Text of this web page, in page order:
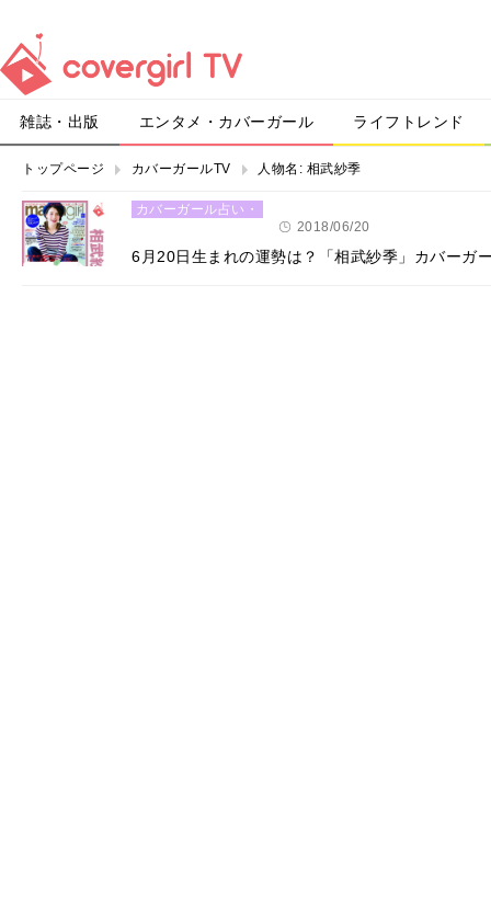
雑誌・出版 エンタメ・カバーガール ライフトレンド
トップページ カバーガールTV 人物名: 相武紗季
カバーガール占い・
2018/06/20
6月20日生まれの運勢は？「相武紗季」カバーガ